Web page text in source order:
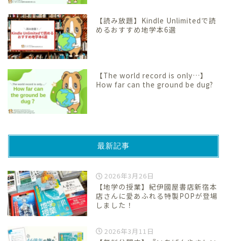
【読み放題】Kindle Unlimitedで読
めるおすすめ地学本6選
【The world record is only…】
How far can the ground be dug?
最新記事
2026年3月26日
【地学の授業】紀伊國屋書店新宿本
店さんに愛あふれる特製POPが登場
しました！
2026年3月11日